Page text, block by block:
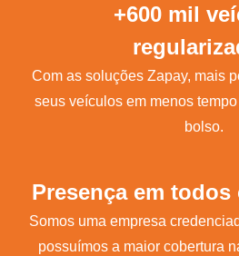
+600 mil
Com as soluções Zapay, mais
seus veículos em menos
bolso.
Presença em todos
Somos uma empresa
possuímos a maior cobertura